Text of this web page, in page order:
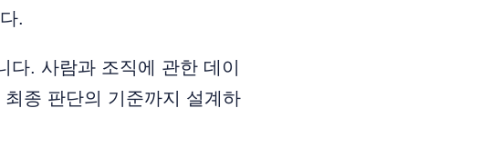
.
. 사람과 조직에 관한 데이
종 판단의 기준까지 설계하